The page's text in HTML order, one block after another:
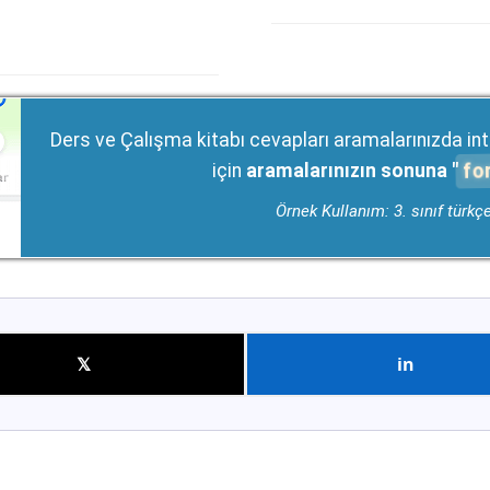
Ders ve Çalışma kitabı cevapları
için aramalarınızın sonuna "
Örnek Kullanım: 3. sınıf
𝕏 in